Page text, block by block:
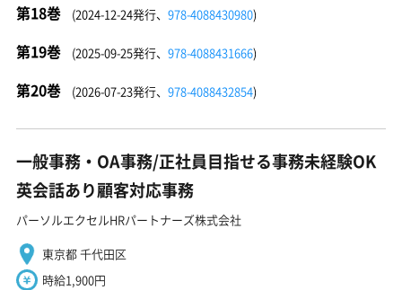
第18巻 (2024-12-24発行、 978-4088430980)
第19巻 (2025-09-25発行、 978-4088431666)
第20巻 (2026-07-23発行、 978-4088432854)
一般事務・OA事務/正社員目指せる事務未経験OK
英会話あり顧客対応事務
パーソルエクセルHRパートナーズ株式会社
東京都 千代田区
時給1,900円